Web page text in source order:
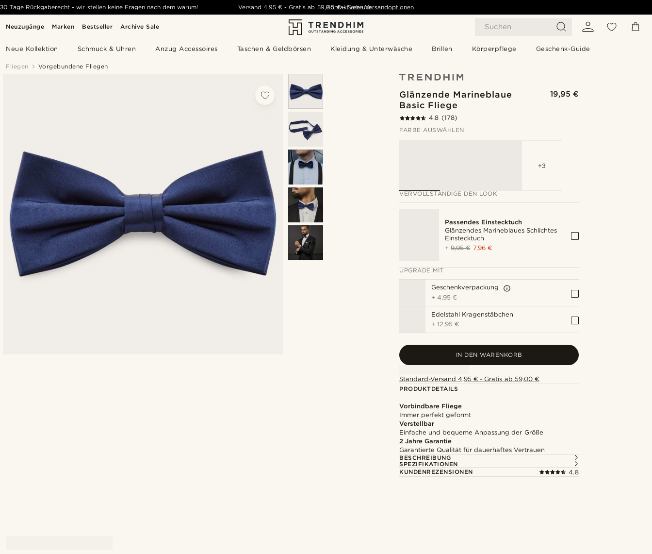
Neuzugänge Marken Bestseller Archive Sale Suchen
Neue Kollektion Schmuck & Uhren Anzug Accessoires Taschen & Geldbörsen Kleidung & Unterwäsche Brillen Körperpflege Geschenk-Guide
30 Tage Rückgaberecht - wir stellen keine Fragen nach dem warum! Versand 4,95 € -Gratis ab 59,00 € - Siehe Versandoptionen
Kontaktiere uns
Fliegen Vorgebundene Fliegen
Glänzende Marineblaue
Basic Fliege
19,95 €
4.8 (178)
FARBE AUSWÄHLEN
+3
VERVOLLSTÄNDIGE DEN LOOK
Passendes Einstecktuch
Glänzendes Marineblaues Schlichtes
Einstecktuch
+9,95 € 7,96 €
UPGRADE MIT
Geschenkverpackung
+4,95 €
Edelstahl Kragenstäbchen
+12,95 €
IN DEN WARENKORB
Standard-Versand 4,95 € - Gratis ab 59,00 €
PRODUKTDETAILS
Vorbindbare Fliege
Immer perfekt geformt
Verstellbar
Einfache und bequeme Anpassung der Größe
2 Jahre Garantie
Garantierte Qualität für dauerhaftes Vertrauen
BESCHREIBUNG
SPEZIFIKATIONEN
KUNDENREZENSIONEN
4.8